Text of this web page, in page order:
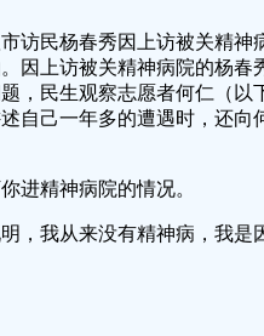
访民杨春秀因上访被关精神
因上访被关精神病院的杨春
，民生观察志愿者何仁（以
自己一年多的遭遇时，还向
进精神病院的情况。
，我从来没有精神病，我是